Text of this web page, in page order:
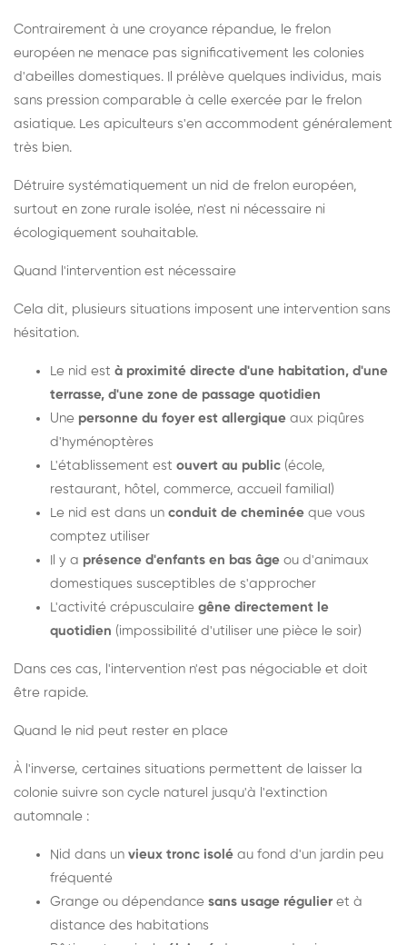
Contrairement à une croyance répandue, le frelon
européen ne menace pas significativement les colonies
d'abeilles domestiques. Il prélève quelques individus, mais
sans pression comparable à celle exercée par le frelon
asiatique. Les apiculteurs s'en accommodent généralement
très bien.
Détruire systématiquement un nid de frelon européen,
surtout en zone rurale isolée, n'est ni nécessaire ni
écologiquement souhaitable.
Quand l'intervention est nécessaire
Cela dit, plusieurs situations imposent une intervention sans
hésitation.
Le nid est à proximité directe d'une habitation, d'une
terrasse, d'une zone de passage quotidien
Une personne du foyer est allergique aux piqûres
d'hyménoptères
L'établissement est ouvert au public (école,
restaurant, hôtel, commerce, accueil familial)
Le nid est dans un conduit de cheminée que vous
comptez utiliser
Il y a présence d'enfants en bas âge ou d'animaux
domestiques susceptibles de s'approcher
L'activité crépusculaire gêne directement le
quotidien (impossibilité d'utiliser une pièce le soir)
Dans ces cas, l'intervention n'est pas négociable et doit
être rapide.
Quand le nid peut rester en place
À l'inverse, certaines situations permettent de laisser la
colonie suivre son cycle naturel jusqu'à l'extinction
automnale :
Nid dans un vieux tronc isolé au fond d'un jardin peu
fréquenté
Grange ou dépendance sans usage régulier et à
distance des habitations